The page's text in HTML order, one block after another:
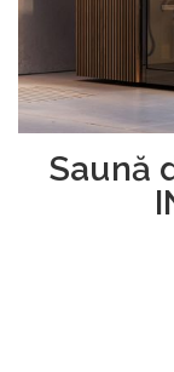
Saună